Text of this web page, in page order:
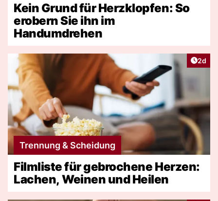
Kein Grund für Herzklopfen: So
erobern Sie ihn im
Handumdrehen
2d
Trennung & Scheidung
Filmliste für gebrochene Herzen:
Lachen, Weinen und Heilen